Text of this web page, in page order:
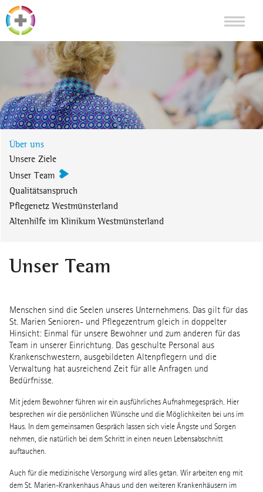
Über uns
Unsere Ziele
Unser Team
Qualitätsanspruch
Pflegenetz Westmünsterland
Altenhilfe im Klinikum Westmünsterland
Unser Team
Menschen sind die Seelen unseres Unternehmens. Das gilt für das
St. Marien Senioren- und Pflegezentrum gleich in doppelter
Hinsicht: Einmal für unsere Bewohner und zum anderen für das
Team in unserer Einrichtung. Das geschulte Personal aus
Krankenschwestern, ausgebildeten Altenpflegern und die
Verwaltung hat ausreichend Zeit für alle Anfragen und
Bedürfnisse.
Mit jedem Bewohner führen wir ein ausführliches Aufnahmegespräch. Hier
besprechen wir die persönlichen Wünsche und die Möglichkeiten bei uns im
Haus. In dem gemeinsamen Gespräch lassen sich viele Ängste und Sorgen
nehmen, die natürlich bei dem Schritt in einen neuen Lebensabschnitt
auftauchen.
Auch für die medizinische Versorgung wird alles getan. Wir arbeiten eng mit
dem St. Marien-Krankenhaus Ahaus und den weiteren Krankenhäusern im